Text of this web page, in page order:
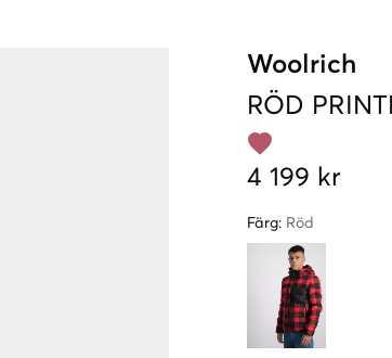
Woolrich
RÖD
4 199 kr
Färg: Röd